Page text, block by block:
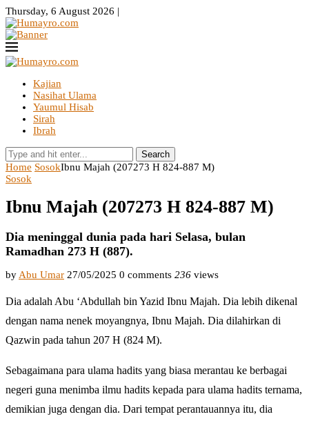
Thursday, 6 August 2026 |
Kajian
Nasihat Ulama
Yaumul Hisab
Sirah
Ibrah
Search
Home SosokIbnu Majah (207273 H 824-887 M)
Sosok
Ibnu Majah (207273 H 824-887 M)
Dia meninggal dunia pada hari Selasa, bulan
Ramadhan 273 Η (887).
by Abu Umar 27/05/2025 0 comments 236 views
Dia adalah Abu ‘Abdullah bin Yazid Ibnu Majah. Dia lebih dikenal
dengan nama nenek moyangnya, Ibnu Majah. Dia dilahirkan di
Qazwin pada tahun 207 H (824 M).
Sebagaimana para ulama hadits yang biasa merantau ke berbagai
negeri guna menimba ilmu hadits kepada para ulama hadits ternama,
demikian juga dengan dia. Dari tempat perantauannya itu, dia